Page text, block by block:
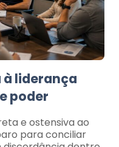
à liderança
poder
e ostensiva ao
para conciliar